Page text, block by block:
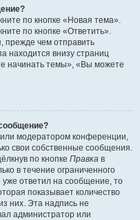
по кнопке «Новая тема».
по кнопке «Ответить».
прежде чем отправить
находится внизу страниц
начинать темы», «Вы можете
модератором конференции,
свои собственные сообщения.
по кнопке Правка в
в течение ограниченного
уже ответил на сообщение, то
показывает количество
них. Эта надпись не
администратор или